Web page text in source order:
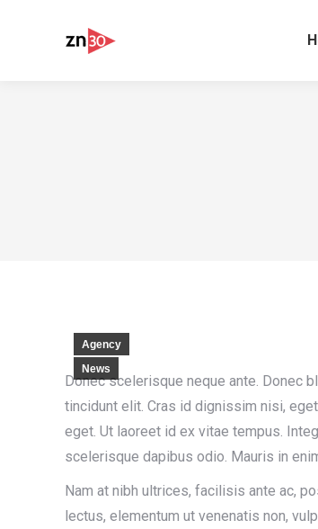
Agency
News
Donec scelerisque neque ante. Donec
tincidunt elit. Cras id dignissim nisi,
eget. Ut laoreet id ex vitae tempus.
scelerisque dapibus odio. Mauris in
Nam at nibh ultrices, facilisis ante ac,
lectus, elementum ut venenatis non,